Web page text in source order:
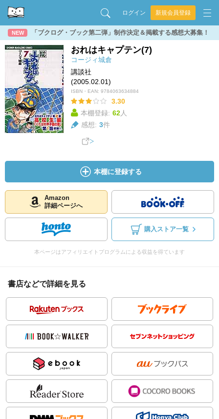
ログイン 新規会員登録
NEW 「ブクログ・ブック第二弾」制作決定＆掲載する感想大募集！
おれはキャプテン(7)
コージィ城倉
講談社
(2005.02.01)
ISBN・EAN: 9784063634884
3.30
本棚登録: 62人
感想: 3件
本棚に登録する
Amazon
詳細ページへ
購入ストア一覧
本ページはアフィリエイトプログラムによる収益を得ています
書店などで詳細を見る